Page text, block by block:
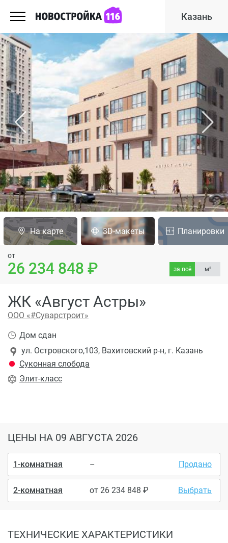
Казань
На карте 3D-макеты Планировки
ЖК «Август Астры»
ООО «#Суварстроит»
Элит-класс
ул. Островского,103, Вахитовский р-н, г. Казань
Суконная слобода
Дом сдан
от
26 234 848 за всё м²
ЦЕНЫ НА 09 АВГУСТА 2026
1-комнатная – Продано
2-комнатная от 26 234 848 Выбрать
ТЕХНИЧЕСКИЕ ХАРАКТЕРИСТИКИ